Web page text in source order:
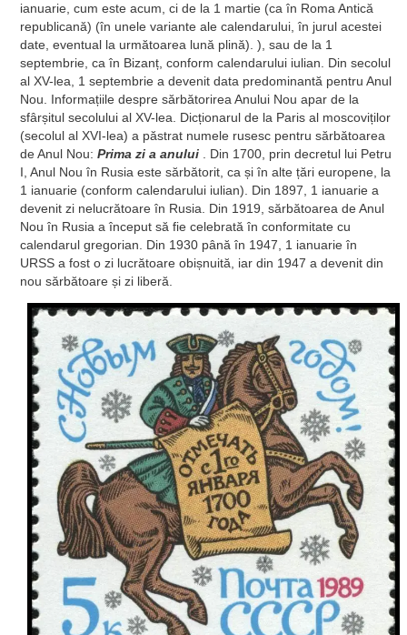
ianuarie, cum este acum, ci de la 1 martie (ca în Roma Antică
republicană) (în unele variante ale calendarului, în jurul acestei
date, eventual la următoarea lună plină). ), sau de la 1
septembrie, ca în Bizanț, conform calendarului iulian. Din secolul
al XV-lea, 1 septembrie a devenit data predominantă pentru Anul
Nou. Informațiile despre sărbătorirea Anului Nou apar de la
sfârșitul secolului al XV-lea. Dicționarul de la Paris al moscoviților
(secolul al XVI-lea) a păstrat numele rusesc pentru sărbătoarea
de Anul Nou: Prima zi a anului
. Din 1700, prin decretul lui Petru
I, Anul Nou în Rusia este sărbătorit, ca și în alte țări europene, la
1 ianuarie (conform calendarului iulian). Din 1897, 1 ianuarie a
devenit zi nelucrătoare în Rusia. Din 1919, sărbătoarea de Anul
Nou în Rusia a început să fie celebrată în conformitate cu
calendarul gregorian. Din 1930 până în 1947, 1 ianuarie în
URSS a fost o zi lucrătoare obișnuită, iar din 1947 a devenit din
nou sărbătoare și zi liberă.